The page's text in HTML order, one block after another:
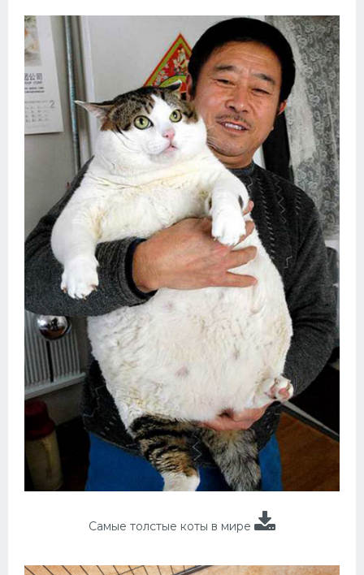
Самые толстые коты в мире